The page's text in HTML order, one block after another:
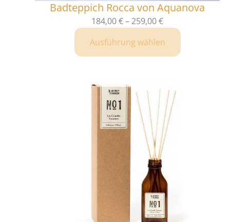
Badteppich Rocca von Aquanova
184,00€–259,00€
Ausführung wählen